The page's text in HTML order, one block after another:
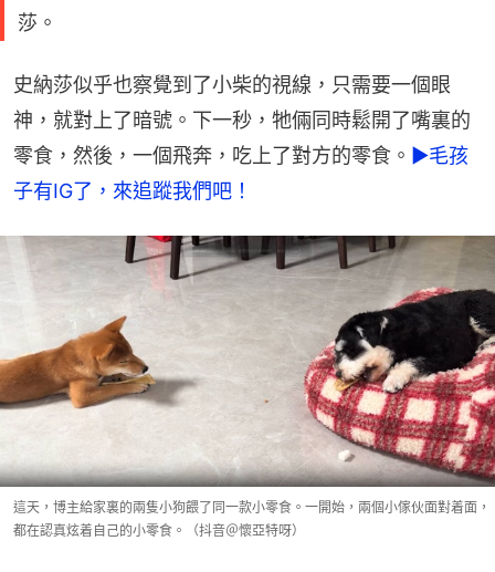
莎。
史納莎似乎也察覺到了小柴的視線，只需要一個眼
神，就對上了暗號。下一秒，牠倆同時鬆開了嘴裏的
零食，然後，一個飛奔，吃上了對方的零食。 ►毛孩
子有IG了，來追蹤我們吧！
這天，博主給家裏的兩隻小狗餵了同一款小零食。一開始，兩個小傢伙面對着面，
都在認真炫着自己的小零食。（抖音＠懷亞特呀）